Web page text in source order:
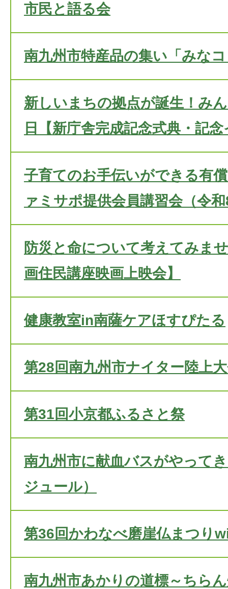
市民と語る会
南九州市特産品の集い「みな
新しいまちの拠点が誕生！み
日【新庁舎完成記念式典・記
子育てのお手伝いができる有
ァミサポ提供会員講習会（令
防災と命について考えてみま
画住民講座映画上映会】
健康教室in南薩ケアほすぴたる
第28回南九州市ナイター陸上
第31回小京都ふるさと祭
南九州市に献血バスがやって
ジュール）
第36回かわなべ磨崖仏まつり
南九州市あかりの道標～ちら